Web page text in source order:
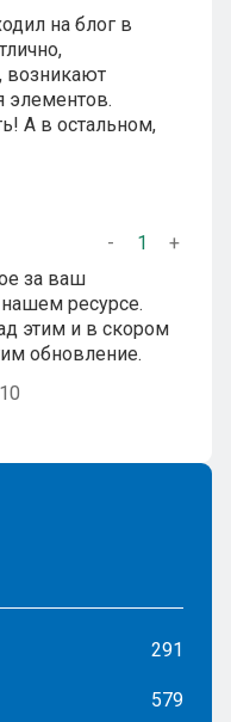
на блог в
возникают
элементов.
А в остальном,
- 1
+
за ваш
ресурсе.
этим и в скором
обновление.
291
579